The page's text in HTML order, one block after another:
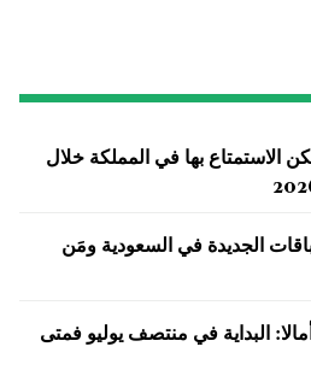
الاستمتاع بها في المملكة خلال
الجديدة في السعودية ومَن
البداية في منتصف يوليو فمتى